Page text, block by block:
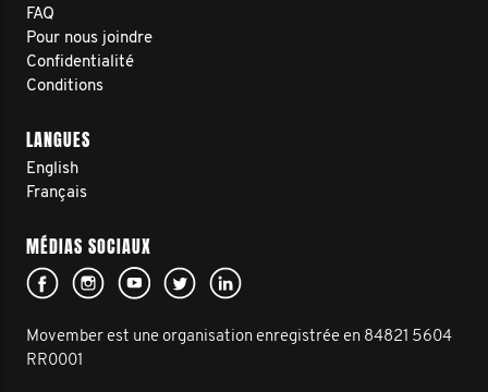
FAQ
Pour nous joindre
Confidentialité
Conditions
LANGUES
English
Français
MÉDIAS SOCIAUX
Movember est une organisation enregistrée en 84821 5604
RR0001